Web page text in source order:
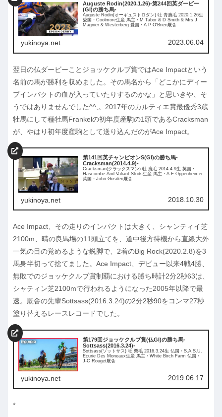
Auguste Rodin(2020.1.26)-第244回英ダービー
(GI)の勝ち馬-
Auguste Rodin(オーギュストロダン) 牡 青鹿毛 2020.1.26生
愛国・Coolmore生産 馬主・M Tabor & D Smith & Mrs J
Magnier & Westerberg 愛国・A P O'Brien厩舎
yukinoya.net 2023.06.04
翌日の仏ダービーことジョッケクルブ賞ではAce Impactという
名前の馬が勝利を収めました。その馬名から「どこかにディー
プインパクトの血が入っていたりするのかな」と思いきや、そ
うではありませんでした^^;。2017年のカルティエ賞最優秀3歳
牡馬にして種牡馬Frankelの初年度産駒の1頭であるCracksman
が、やはり初年度産駒として送り込んだのがAce Impact。
第141回英チャンピオンS(GI)の勝ち馬-
Cracksman(2014.4.9)-
Cracksman(クラックスマン) 牡 鹿毛 2014.4.9生 英国・
Hascombe And Valiant Studs生産 馬主・A E Oppenheimer
英国・John Gosden厩舎
yukinoya.net 2018.10.30
Ace Impact、その走りのインパクトは大きく、シャンティイ芝
2100m、晴の良馬場の11頭立てを、道中後方待機から直線大外
一気の目の覚めるような鋭脚で、2着のBig Rock(2020.2.8)を3
馬身半切って捨てました。Ace Impact、デビュー以来4戦4勝、
無敗でのジョッケクルブ賞制覇における勝ち時計2分2秒63は、
シャティン芝2100mで行われるようになった2005年以降で最
速。厩舎の先輩Sottsass(2016.3.24)の2分2秒90をコンマ27秒
塗り替えるレースレコードでした。
第179回ジョッケクルブ賞(仏GI)の勝ち馬-
Sottsass(2016.3.24)-
Sottsass(ソットサス) 牡 栗毛 2016.3.24生 仏国・S.A.S.U.
Ecurie Des Moneaux生産 馬主・White Birch Farm 仏国・
J-C Rouget厩舎
yukinoya.net 2019.06.17
*